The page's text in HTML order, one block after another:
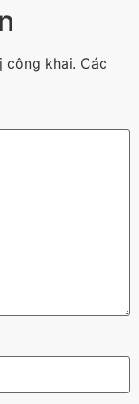
công khai. Các